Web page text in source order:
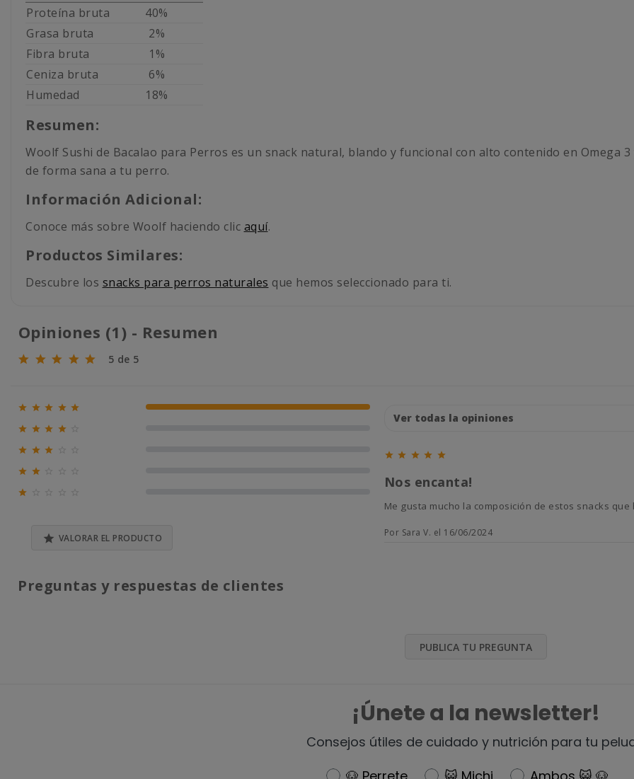
Proteína bruta
40%
Grasa bruta
2%
Fibra bruta
1%
Ceniza bruta
6%
Humedad
18%
Resumen:
Woolf Sushi de Bacalao para Perros es un snack natural, blando y funcional con alto contenido en Omega
de forma sana a tu perro.
Información Adicional:
Conoce más sobre Woolf haciendo clic aquí.
Productos Similares:
Descubre los snacks para perros naturales que hemos seleccionado para ti.
Opiniones (1) - Resumen
5 de 5
     100% (1)
   
  
 

 VALORAR EL PRODUCTO
    
Nos encanta!
Me gusta mucho la composición de estos snacks
Por Sara V. el 16/06/2024
Preguntas y respuestas de clientes
PUBLICA TU PREGUNTA
¡Únete a la newsletter!
Consejos útiles de cuidado y nutrición para tu
Newsletter